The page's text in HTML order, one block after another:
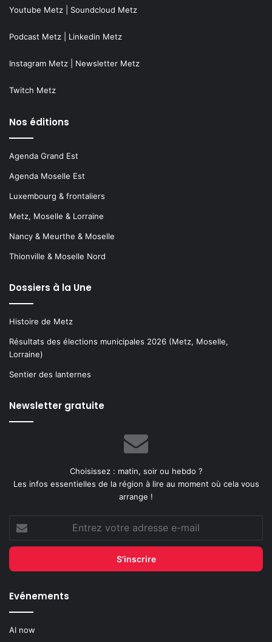
Youtube Metz Soundcloud Metz
Podcast Metz Linkedin Metz
Instagram Metz Newsletter Metz
Twitch Metz
Nos éditions
Agenda Grand Est
Agenda Moselle Est
Luxembourg & frontaliers
Metz, Moselle & Lorraine
Nancy & Meurthe & Moselle
Thionville & Moselle Nord
Dossiers à la Une
Histoire de Metz
Résultats des élections municipales 2026 (Metz, Moselle,
Lorraine)
Sentier des lanternes
Newsletter gratuite
Choisissez : matin, soir ou hebdo ?
Les infos essentielles de la région à lire au moment où cela vous
arrange !
votre
adresse
mail
Evénements
AI now